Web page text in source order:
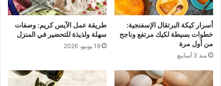
ا
ل
ص
ح
ي
ا
:
ا
ل
ي
ا
أسرار كيكة البرتقال الإسفنجية:
خطوات بسيطة لكيك مرتفع وناجح
من أول مرة
منذ 3 أسابيع
طريقة عمل الآيس كريم: وصفات
سهلة ولذيذة للتحضير في المنزل
19 يونيو، 2026